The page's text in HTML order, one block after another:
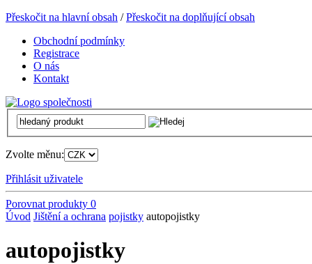
Přeskočit na hlavní obsah /Přeskočit na doplňující obsah
Obchodní podmínky
Registrace
O nás
Kontakt
Zvolte měnu:
Přihlásit uživatele
Porovnat produkty 0
Úvod Jištění a ochrana pojistky autopojistky
autopojistky